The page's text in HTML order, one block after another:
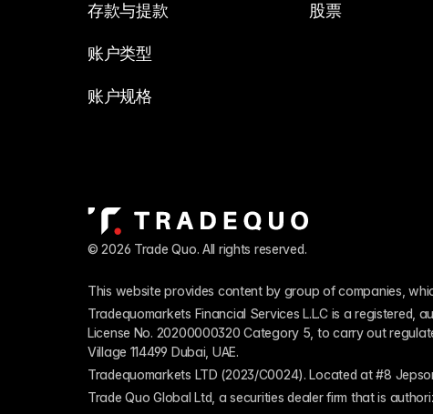
存款与提款
账户类型
账户规格
股票
© 2026 Trade Quo. All rights reserved.
This website provides content by group of companies,
Tradequomarkets Financial Services L.L.C is a registered,
License No. 20200000320 Category 5, to carry out
Village 114499 Dubai, UAE.
Tradequomarkets LTD (2023/C0024). Located at #8
Trade Quo Global Ltd, a securities dealer firm that is